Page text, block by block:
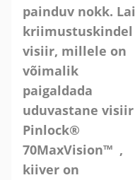
painduv nokk. Lai
kriimustuskindel
visiir, millele on
võimalik
paigaldada
uduvastane visiir
Pinlock®
70MaxVision™ ,
kiiver on